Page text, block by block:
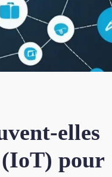
elles
pour